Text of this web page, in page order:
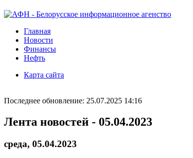
Главная
Новости
Финансы
Нефть
Карта сайта
Последнее обновление: 25.07.2025 14:16
Лента новостей - 05.04.2023
среда, 05.04.2023